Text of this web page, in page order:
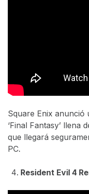
Square Enix anunció
‘Final Fantasy’ llena
que llegará
PC.
Resident Evil 4